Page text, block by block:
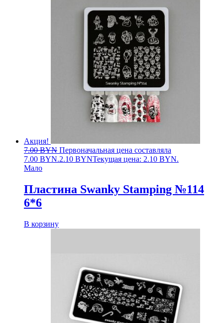
Акция!
7.00BYN Первоначальная цена составляла
7.00 BYN.2.10 BYNТекущая цена: 2.10 BYN.
Мало
Пластина Swanky Stamping №114
6*6
В корзину